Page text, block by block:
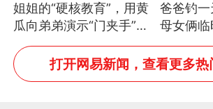
姐姐的“硬核教育”，用黄
瓜向弟弟演示“门夹手”，
网友：果然言传不如身
教！
爸爸钓一
母女俩临
玩具鱼
打开网易新闻，查看更多热